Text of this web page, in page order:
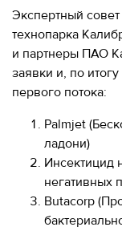
+7
+7
Режим
+7
(495)
280-
17-
+7
(495)
280-
45-
55
Экспертный
технопарка
и партнеры ПАО
заявки и, по
первого потока:
Palmjet
ладони)
Инсектицид
негативных
Butacorp